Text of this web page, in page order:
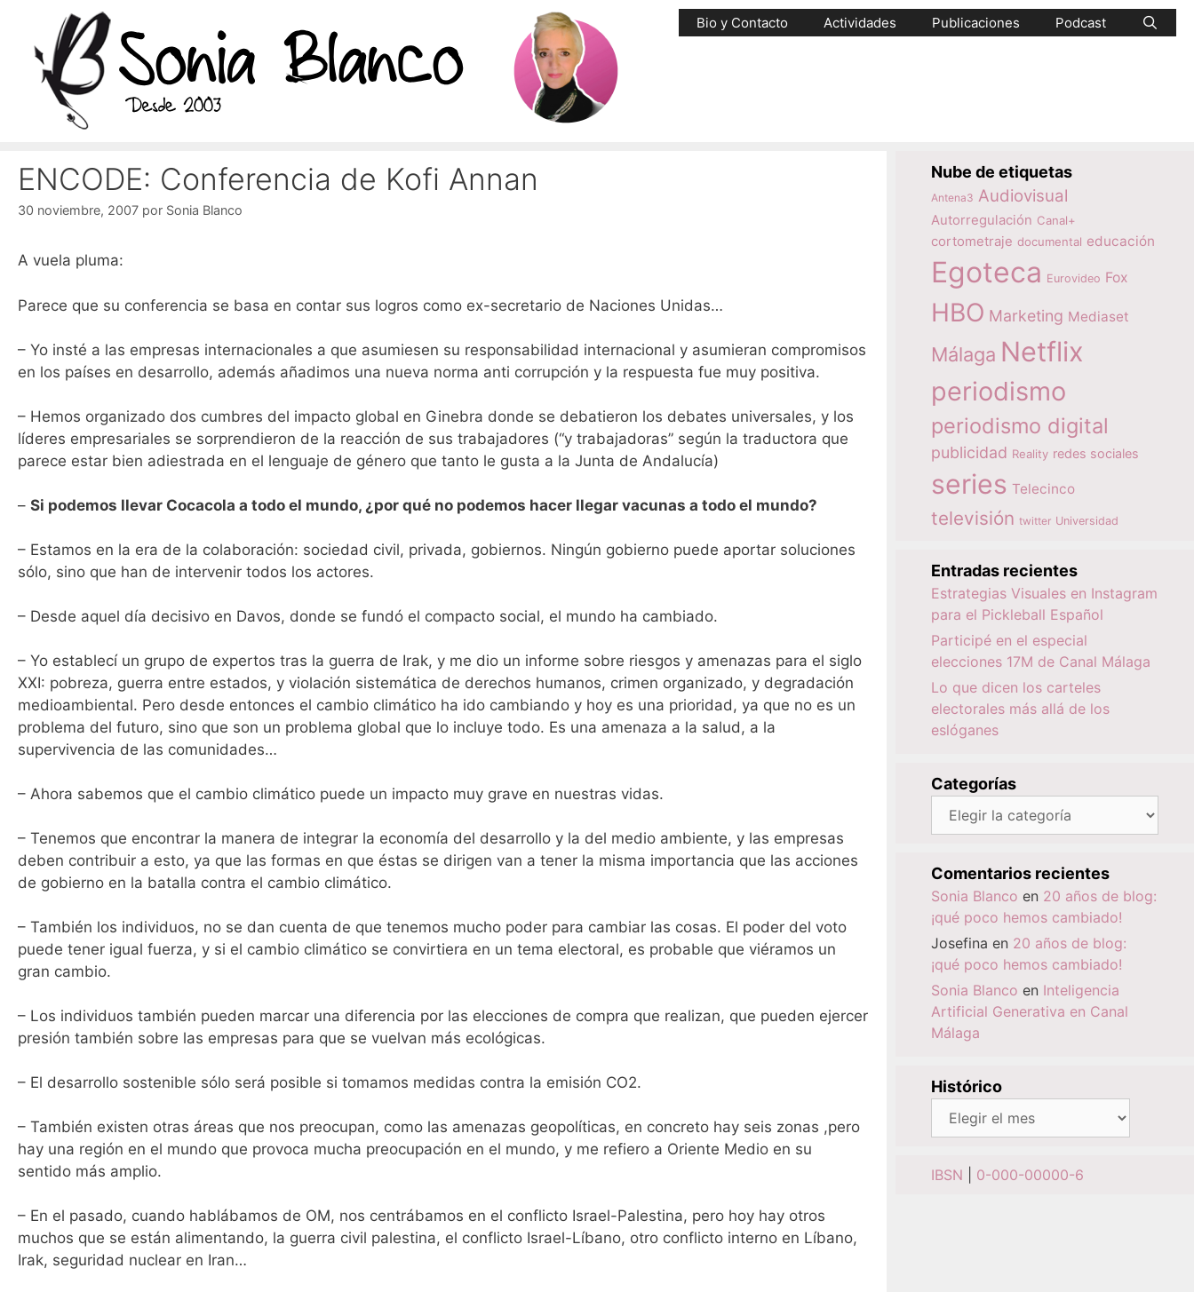
contenido
Bio y Contacto Actividades Publicaciones Podcast
ENCODE: Conferencia de Kofi Annan
30 noviembre, 2007 por Sonia Blanco
A vuela pluma:
Parece que su conferencia se basa en contar sus logros como ex-secretario de Naciones Unidas…
– Yo insté a las empresas internacionales a que asumiesen su responsabilidad internacional y asumieran compromisos
en los países en desarrollo, además añadimos una nueva norma anti corrupción y la respuesta fue muy positiva.
– Hemos organizado dos cumbres del impacto global en Ginebra donde se debatieron los debates universales, y los
líderes empresariales se sorprendieron de la reacción de sus trabajadores (“y trabajadoras” según la traductora que
parece estar bien adiestrada en el lenguaje de género que tanto le gusta a la Junta de Andalucía)
– Si podemos llevar Cocacola a todo el mundo, ¿por qué no podemos hacer llegar vacunas a todo el mundo?
– Estamos en la era de la colaboración: sociedad civil, privada, gobiernos. Ningún gobierno puede aportar soluciones
sólo, sino que han de intervenir todos los actores.
– Desde aquel día decisivo en Davos, donde se fundó el compacto social, el mundo ha cambiado.
– Yo establecí un grupo de expertos tras la guerra de Irak, y me dio un informe sobre riesgos y amenazas para el siglo
XXI: pobreza, guerra entre estados, y violación sistemática de derechos humanos, crimen organizado, y degradación
medioambiental. Pero desde entonces el cambio climático ha ido cambiando y hoy es una prioridad, ya que no es un
problema del futuro, sino que son un problema global que lo incluye todo. Es una amenaza a la salud, a la
supervivencia de las comunidades…
– Ahora sabemos que el cambio climático puede un impacto muy grave en nuestras vidas.
– Tenemos que encontrar la manera de integrar la economía del desarrollo y la del medio ambiente, y las empresas
deben contribuir a esto, ya que las formas en que éstas se dirigen van a tener la misma importancia que las acciones
de gobierno en la batalla contra el cambio climático.
– También los individuos, no se dan cuenta de que tenemos mucho poder para cambiar las cosas. El poder del voto
puede tener igual fuerza, y si el cambio climático se convirtiera en un tema electoral, es probable que viéramos un
gran cambio.
– Los individuos también pueden marcar una diferencia por las elecciones de compra que realizan, que pueden ejercer
presión también sobre las empresas para que se vuelvan más ecológicas.
– El desarrollo sostenible sólo será posible si tomamos medidas contra la emisión CO2.
– También existen otras áreas que nos preocupan, como las amenazas geopolíticas, en concreto hay seis zonas ,pero
hay una región en el mundo que provoca mucha preocupación en el mundo, y me refiero a Oriente Medio en su
sentido más amplio.
– En el pasado, cuando hablábamos de OM, nos centrábamos en el conflicto Israel-Palestina, pero hoy hay otros
muchos que se están alimentando, la guerra civil palestina, el conflicto Israel-Líbano, otro conflicto interno en Líbano,
Irak, seguridad nuclear en Iran…
Nube de etiquetas
Antena3 Audiovisual
Autorregulación Canal+
cortometraje documental educación
Egoteca Eurovideo Fox
HBO Marketing Mediaset
Málaga Netflix
periodismo
periodismo digital
publicidad Reality redes sociales
series Telecinco
televisión twitter Universidad
Entradas recientes
Estrategias Visuales en Instagram
para el Pickleball Español
Participé en el especial
elecciones 17M de Canal Málaga
Lo que dicen los carteles
electorales más allá de los
eslóganes
Categorías
Categorías
Comentarios recientes
Sonia Blanco en 20 años de blog:
¡qué poco hemos cambiado!
Josefina en 20 años de blog:
¡qué poco hemos cambiado!
Sonia Blanco en Inteligencia
Artificial Generativa en Canal
Málaga
Histórico
Histórico
IBSN 0-000-00000-6